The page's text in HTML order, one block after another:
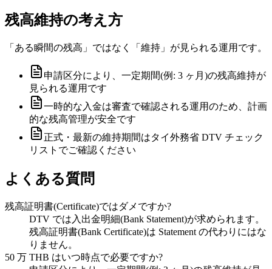
残高維持の考え方
「ある瞬間の残高」ではなく「維持」が見られる運用です。
申請区分により、一定期間(例: 3 ヶ月)の残高維持が
見られる運用です
一時的な入金は審査で確認される運用のため、計画
的な残高管理が安全です
正式・最新の維持期間はタイ外務省 DTV チェック
リストでご確認ください
よくある質問
残高証明書(Certificate)ではダメですか?
DTV では入出金明細(Bank Statement)が求められます。
残高証明書(Bank Certificate)は Statement の代わりにはな
りません。
50 万 THB はいつ時点で必要ですか?